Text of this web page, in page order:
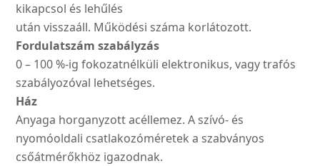
kikapcsol és lehűlés
után visszaáll. Működési száma korlátozott.
Fordulatszám szabályzás
0 – 100 %-ig fokozatnélküli elektronikus, vagy trafós
szabályozóval lehetséges.
Ház
Anyaga horganyzott acéllemez. A szívó- és
nyomóoldali csatlakozóméretek a szabványos
csőátmérőkhöz igazodnak.